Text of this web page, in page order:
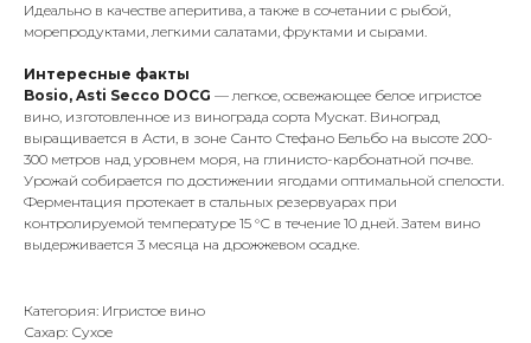
Идеально в качестве аперитива, а также в сочетании с рыбой,
морепродуктами, легкими салатами, фруктами и сырами.
Интересные факты
Bosio, Asti Secco DOCG — легкое, освежающее белое игристое
вино, изготовленное из винограда сорта Мускат. Виноград
выращивается в Асти, в зоне Санто Стефано Бельбо на высоте 200-
300 метров над уровнем моря, на глинисто-карбонатной почве.
Урожай собирается по достижении ягодами оптимальной спелости.
Ферментация протекает в стальных резервуарах при
контролируемой температуре 15 °С в течение 10 дней. Затем вино
выдерживается 3 месяца на дрожжевом осадке.
Категория: Игристое вино
Сахар: Сухое